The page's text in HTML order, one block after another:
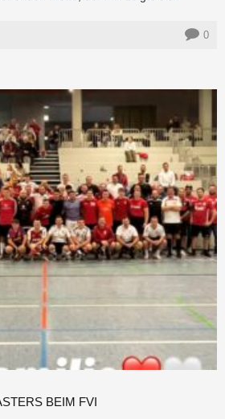
0
BEIM FVI